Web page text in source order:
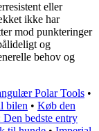
eller
ikke har
mod punkteringer
og
behov og
Polar Tools •
bilen • Køb den
bedste entry